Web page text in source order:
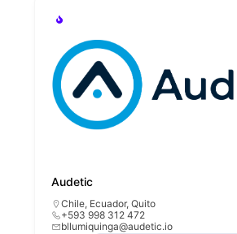
Audetic
Chile, Ecuador,Quito
+593 998 312 472
bllumiquinga@audetic.io